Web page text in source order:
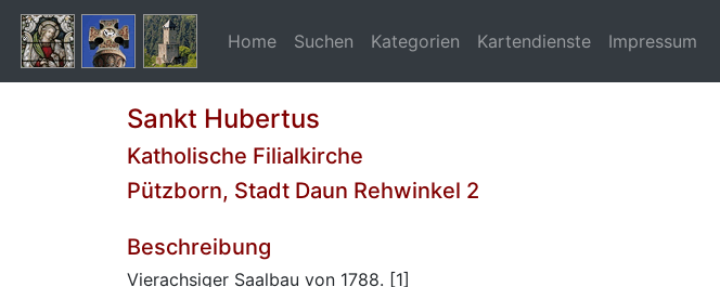
Home Suchen Kategorien Kartendienste Impressum
Sankt Hubertus
Katholische Filialkirche
Pützborn, Stadt Daun Rehwinkel 2
Beschreibung
Vierachsiger Saalbau von 1788. [1]